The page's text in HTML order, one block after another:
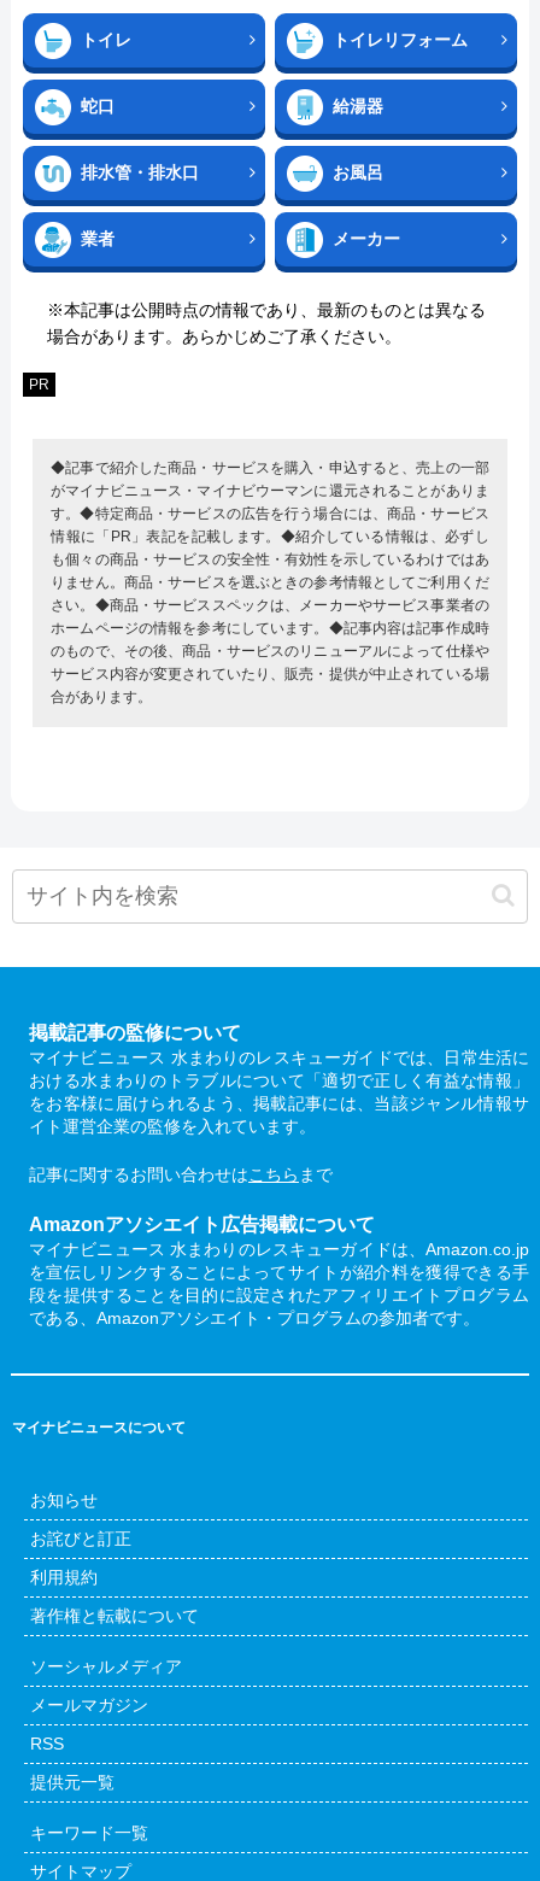
トイレ トイレリフォーム
蛇口 給湯器
排水管・排水口 お風呂
業者 メーカー
※本記事は公開時点の情報であり、最新のものとは異なる
場合があります。あらかじめご了承ください。
PR
◆記事で紹介した商品・サービスを購入・申込すると、売上の一部
がマイナビニュース・マイナビウーマンに還元されることがありま
す。◆特定商品・サービスの広告を行う場合には、商品・サービス
情報に「PR」表記を記載します。◆紹介している情報は、必ずし
も個々の商品・サービスの安全性・有効性を示しているわけではあ
りません。商品・サービスを選ぶときの参考情報としてご利用くだ
さい。◆商品・サービススペックは、メーカーやサービス事業者の
ホームページの情報を参考にしています。◆記事内容は記事作成時
のもので、その後、商品・サービスのリニューアルによって仕様や
サービス内容が変更されていたり、販売・提供が中止されている場
合があります。
掲載記事の監修について
マイナビニュース 水まわりのレスキューガイドでは、日常生活に
おける水まわりのトラブルについて「適切で正しく有益な情報」
をお客様に届けられるよう、掲載記事には、当該ジャンル情報サ
イト運営企業の監修を入れています。
記事に関するお問い合わせはこちら まで
Amazonアソシエイト広告掲載について
マイナビニュース 水まわりのレスキューガイドは、Amazon.co.jp
を宣伝しリンクすることによってサイトが紹介料を獲得できる手
段を提供することを目的に設定されたアフィリエイトプログラム
である、Amazonアソシエイト・プログラムの参加者です。
マイナビニュースについて
お知らせ
お詫びと訂正
利用規約
著作権と転載について
ソーシャルメディア
メールマガジン
RSS
提供元一覧
キーワード一覧
サイトマップ